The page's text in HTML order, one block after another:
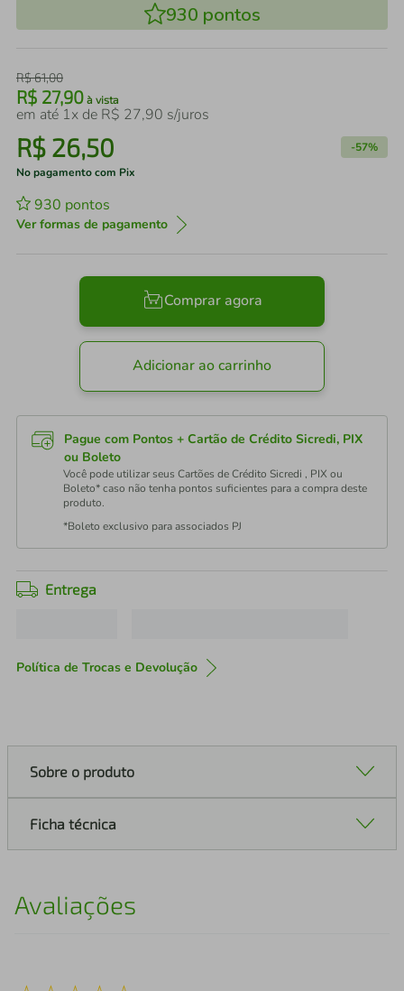
930 pontos
R$61,00
R$ 27,90 à vista
em até 1x de R$ 27,90 s/juros
R$ 26,50 -57%
No pagamento com Pix
930 pontos
Ver formas de pagamento
Comprar agora
Adicionar ao carrinho
Pague com Pontos + Cartão de Crédito Sicredi, PIX
ou Boleto
Você pode utilizar seus Cartões de Crédito Sicredi , PIX ou
Boleto* caso não tenha pontos suficientes para a compra deste
produto.
*Boleto exclusivo para associados PJ
Entrega
Política de Trocas e Devolução
Sobre o produto
Ficha técnica
Avaliações